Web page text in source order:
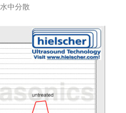
中分散
ナイザーUP400Sは、シリカ